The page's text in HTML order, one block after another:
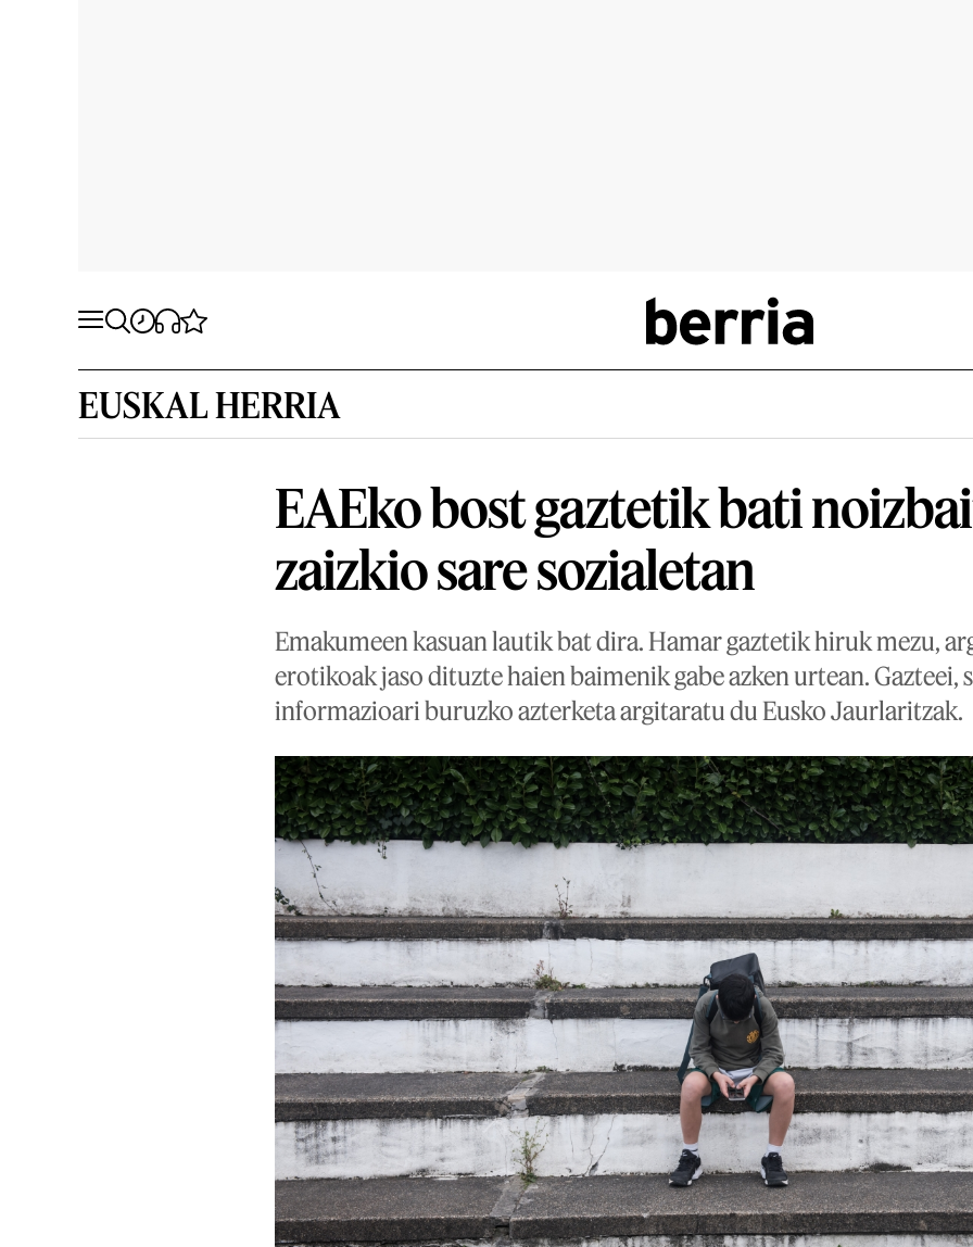
EUSKAL HERRIA
EAEko bost gaztetik bati
zaizkio sare sozialetan
Emakumeen kasuan lautik bat dira. Hamar gaztetik hiruk mezu,
erotikoak jaso dituzte haien baimenik gabe azken urtean. Gazteei,
informazioari buruzko azterketa argitaratu du Eusko Jaurlaritzak.